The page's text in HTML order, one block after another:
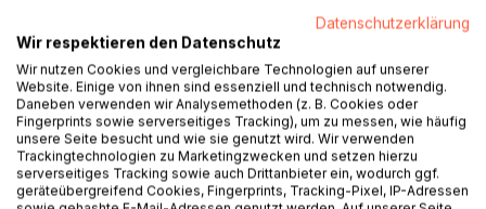
BESCHREIBUNG
Willkommen in Macellum - einer Welt des Gestanks und
Datenschutzerklärung
Wir respektieren den Datenschutz
Wir nutzen Cookies und vergleichbare Technologien auf unserer
Website. Einige von ihnen sind essenziell und technisch notwendig.
Daneben verwenden wir Analysemethoden (z. B. Cookies oder
Fingerprints sowie serverseitiges Tracking), um zu messen, wie häufig
unsere Seite besucht und wie sie genutzt wird. Wir verwenden
Trackingtechnologien zu Marketingzwecken und setzen hierzu
serverseitiges Tracking sowie auch Drittanbieter ein, wodurch ggf.
geräteübergreifend Cookies, Fingerprints, Tracking-Pixel, IP-Adressen